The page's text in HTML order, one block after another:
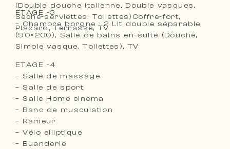
(Double douche italienne, Double vasques,
Sèche-serviettes, Toilettes)Coffre-fort,
Placard, Terrasse, TV
ETAGE -3
– Chambre borgne : 2 Lit double séparable
(90×200), Salle de bains en-suite (Douche,
Simple vasque, Toilettes), TV
ETAGE -4
– Salle de massage
– Salle de sport
– Salle Home cinema
– Banc de musculation
– Rameur
– Vélo elliptique
– Buanderie